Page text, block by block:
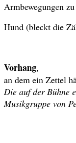
Armbewegungen
Hund (bleckt die
Vorhang,
an dem ein Zettel
Die auf der Bühne
Musikgruppe von